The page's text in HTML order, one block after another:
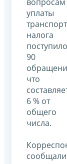
уплаты
налога
поступило
90
что
6 % от
общего
числа.
сообщали